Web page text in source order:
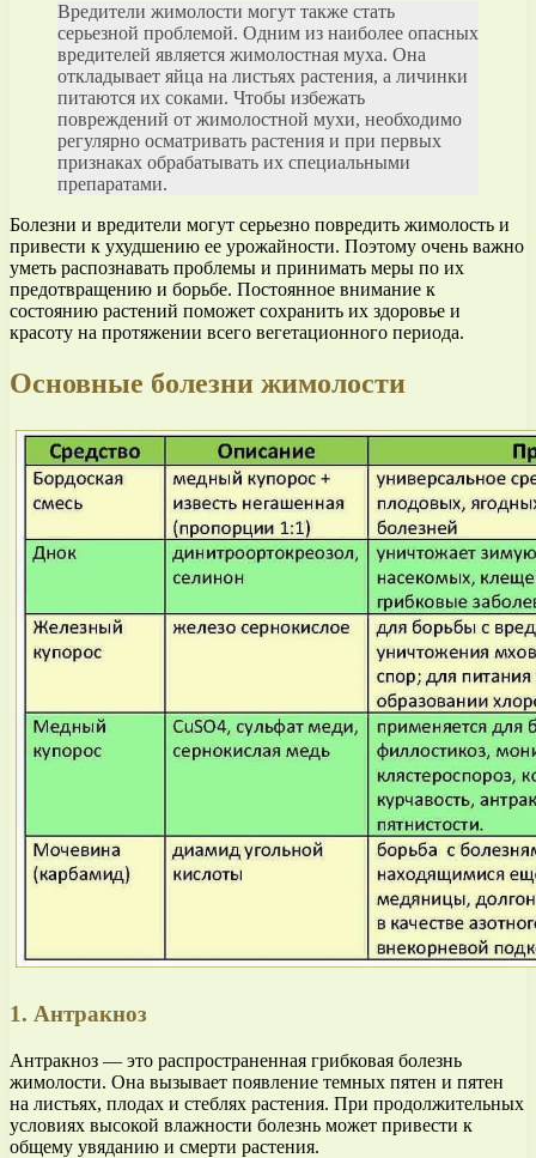
Вредители жимолости могут также стать
серьезной проблемой. Одним из наиболее опасных
вредителей является жимолостная муха. Она
откладывает яйца на листьях растения, а личинки
питаются их соками. Чтобы избежать
повреждений от жимолостной мухи, необходимо
регулярно осматривать растения и при первых
признаках обрабатывать их специальными
препаратами.
Болезни и вредители могут серьезно повредить жимолость и
привести к ухудшению ее урожайности. Поэтому очень важно
уметь распознавать проблемы и принимать меры по их
предотвращению и борьбе. Постоянное внимание к
состоянию растений поможет сохранить их здоровье и
красоту на протяжении всего вегетационного периода.
Основные болезни жимолости
1. Антракноз
Антракноз — это распространенная грибковая болезнь
жимолости. Она вызывает появление темных пятен и пятен
на листьях, плодах и стеблях растения. При продолжительных
условиях высокой влажности болезнь может привести к
общему увяданию и смерти растения.